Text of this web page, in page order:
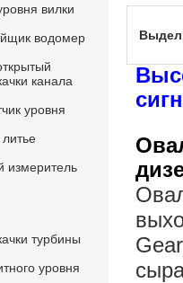
вилки
водомер
канала
уровня
измеритель
турбины
уровня